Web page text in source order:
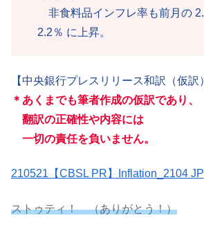
非食料品インフレ率も前月の
2.2％ に上昇。
【中央銀行プレスリリース和訳（仮訳
＊ あくまでも筆者作成の仮訳であり 、
翻訳の正確性や内容には
一切の責任を負いません。
210521【CBSL PR】Inflation_2104 JP
ストゥティ！ （ありがとう！）